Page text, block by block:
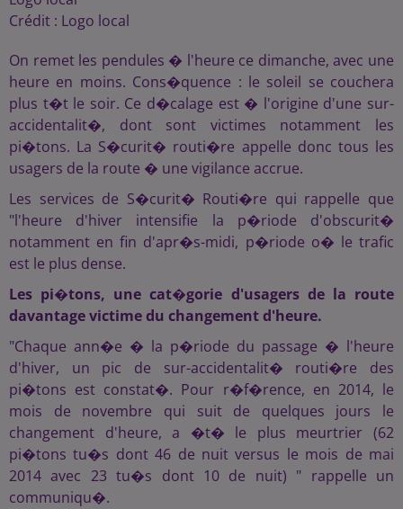
Crédit : Logo local
On remet les pendules � l'heure ce dimanche, avec une
heure en moins. Cons�quence : le soleil se couchera
plus t�t le soir. Ce d�calage est � l'origine d'une sur-
accidentalit�, dont sont victimes notamment les
pi�tons. La S�curit� routi�re appelle donc tous les
usagers de la route � une vigilance accrue.
Les services de S�curit� Routi�re qui rappelle que
"l'heure d'hiver intensifie la p�riode d'obscurit�
notamment en fin d'apr�s-midi, p�riode o� le trafic
est le plus dense.
Les pi�tons, une cat�gorie d'usagers de la route
davantage victime du changement d'heure.
"Chaque ann�e � la p�riode du passage � l'heure
d'hiver, un pic de sur-accidentalit� routi�re des
pi�tons est constat�. Pour r�f�rence, en 2014, le
mois de novembre qui suit de quelques jours le
changement d'heure, a �t� le plus meurtrier (62
pi�tons tu�s dont 46 de nuit versus le mois de mai
2014 avec 23 tu�s dont 10 de nuit) " rappelle un
communiqu�.